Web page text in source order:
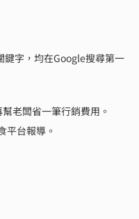
鍵字，均在Google搜尋第一
老闆省一筆行銷費用。
平台報導。